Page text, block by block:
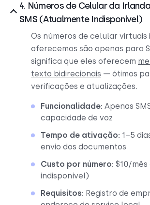
4. Números de Celular da
SMS (Atualmente Indisponível)
Os números de celular virtuais
oferecemos são apenas para
significa que eles oferecem
texto bidirecionais — ótimos
verificações e atualizações.
Funcionalidade: Apenas
capacidade de voz
Tempo de ativação: 1–5
envio dos documentos
Custo por número: $10/
indisponível)
Requisitos: Registro de